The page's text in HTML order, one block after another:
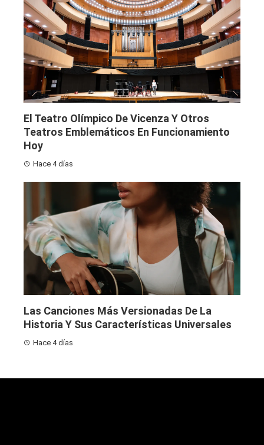
El Teatro Olímpico De Vicenza Y Otros
Teatros Emblemáticos En Funcionamiento
Hoy
Hace 4 días
Las Canciones Más Versionadas De La
Historia Y Sus Características Universales
Hace 4 días